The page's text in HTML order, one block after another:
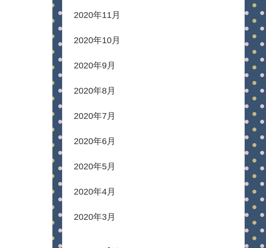
2020年11月
2020年10月
2020年9月
2020年8月
2020年7月
2020年6月
2020年5月
2020年4月
2020年3月